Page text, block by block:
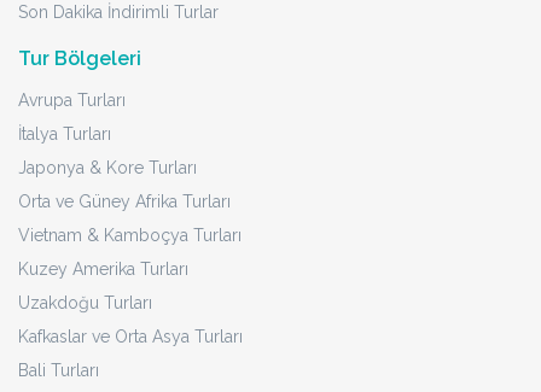
Son Dakika İndirimli Turlar
Tur Bölgeleri
Avrupa Turları
İtalya Turları
Japonya & Kore Turları
Orta ve Güney Afrika Turları
Vietnam & Kamboçya Turları
Kuzey Amerika Turları
Uzakdoğu Turları
Kafkaslar ve Orta Asya Turları
Bali Turları